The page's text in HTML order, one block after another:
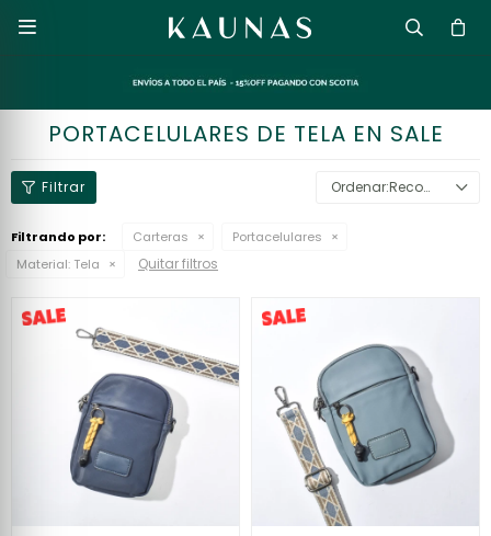

PORTACELULARES DE TELA EN SALE
Recomendados
Filtrando por: Carteras
Portacelulares
Material: Tela Quitar filtros